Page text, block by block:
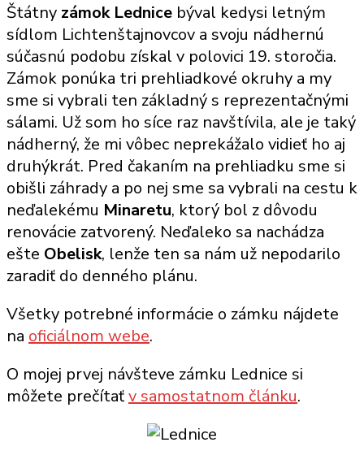
Štátny zámok Lednice býval kedysi letným
sídlom Lichtenštajnovcov a svoju nádhernú
súčasnú podobu získal v polovici 19. storočia.
Zámok ponúka tri prehliadkové okruhy a my
sme si vybrali ten základný s reprezentačnými
sálami. Už som ho síce raz navštívila, ale je taký
nádherný, že mi vôbec neprekážalo vidieť ho aj
druhýkrát. Pred čakaním na prehliadku sme si
obišli záhrady a po nej sme sa vybrali na cestu k
neďalekému Minaretu, ktorý bol z dôvodu
renovácie zatvorený. Neďaleko sa nachádza
ešte Obelisk, lenže ten sa nám už nepodarilo
zaradiť do denného plánu.
Všetky potrebné informácie o zámku nájdete
na oficiálnom webe.
O mojej prvej návšteve zámku Lednice si
môžete prečítaťv samostatnom článku.